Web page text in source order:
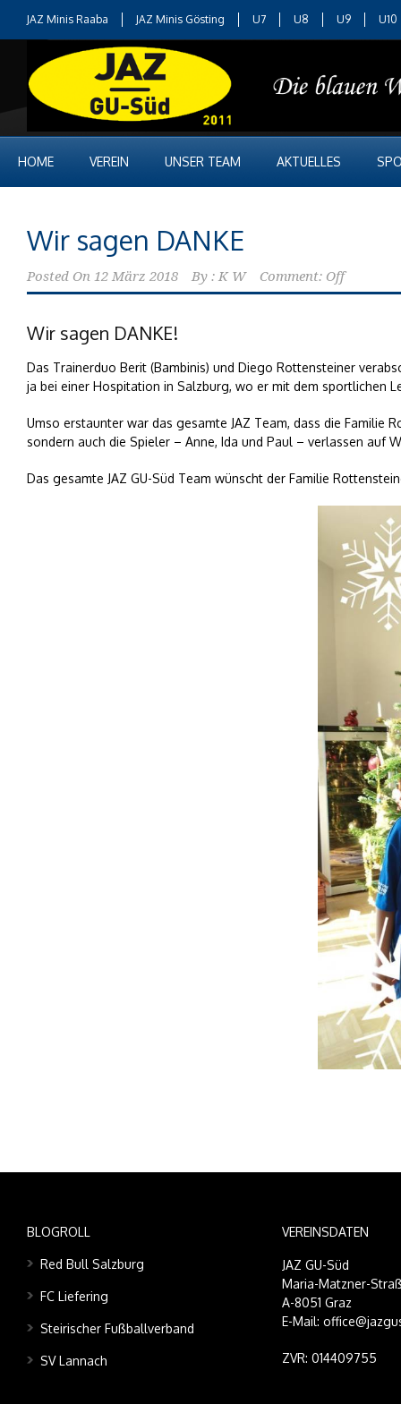
JAZ Minis Raaba JAZ Minis Gösting U7 U8 U9 U10
HOME VEREIN UNSER TEAM AKTUELLES
Wir sagen DANKE
Posted On 12 März 2018 By : K W Comment: Off
Wir sagen DANKE!
Das Trainerduo Berit (Bambinis) und Diego Rottensteiner
ja bei einer Hospitation in Salzburg, wo er mit dem sportlichen
Umso erstaunter war das gesamte JAZ Team, dass die
sondern auch die Spieler – Anne, Ida und Paul – verlassen auf
Das gesamte JAZ GU-Süd Team wünscht der Familie
BLOGROLL
Red Bull Salzburg
FC Liefering
Steirischer Fußballverband
SV Lannach
VEREINSDATEN
JAZ GU-Süd
Maria-Matzner-
A-8051 Graz
E-Mail:
ZVR: 014409755